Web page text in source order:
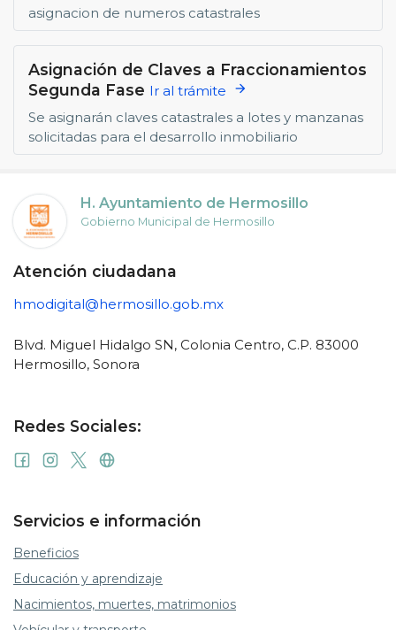
asignacion de numeros catastrales
Asignación de Claves a Fraccionamientos
Segunda Fase Ir al trámite arrow_forward
Se asignarán claves catastrales a lotes y manzanas
solicitadas para el desarrollo inmobiliario
H. Ayuntamiento de Hermosillo
Gobierno Municipal de Hermosillo
Atención ciudadana
hmodigital@hermosillo.gob.mx
Blvd. Miguel Hidalgo SN, Colonia Centro, C.P. 83000
Hermosillo, Sonora
Redes Sociales:
Servicios e información
Beneficios
Educación y aprendizaje
Nacimientos, muertes, matrimonios